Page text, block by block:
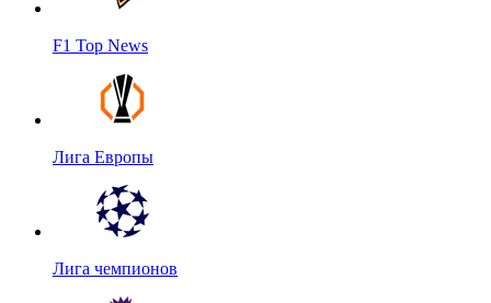
F1 Top News
Лига Европы
Лига чемпионов